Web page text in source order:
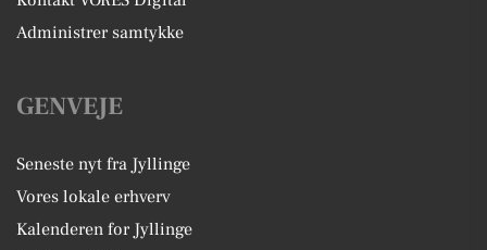
Administrer samtykke
GENVEJE
Seneste nyt fra Jyllinge
Vores lokale erhverv
Kalenderen for Jyllinge